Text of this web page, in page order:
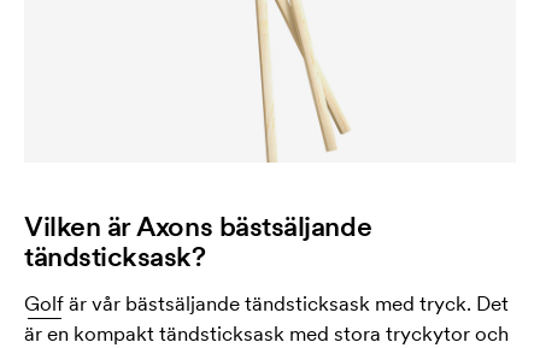
Vilken är Axons bästsäljande
tändsticksask?
Golfär vår bästsäljande tändsticksask med tryck. Det
är en kompakt tändsticksask med stora tryckytor och